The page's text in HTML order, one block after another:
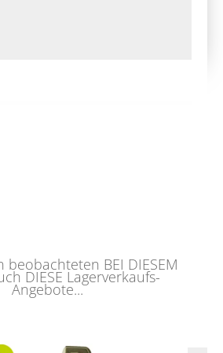
beobachteten BEI DIESEM
DIESE Lagerverkaufs-
Angebote...